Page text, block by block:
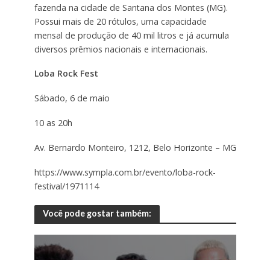
fazenda na cidade de Santana dos Montes (MG).
Possui mais de 20 rótulos, uma capacidade
mensal de produção de 40 mil litros e já acumula
diversos prêmios nacionais e internacionais.
Loba Rock Fest
Sábado, 6 de maio
10 as 20h
Av. Bernardo Monteiro, 1212, Belo Horizonte – MG
https://www.sympla.com.br/evento/loba-rock-
festival/1971114
Você pode gostar também: